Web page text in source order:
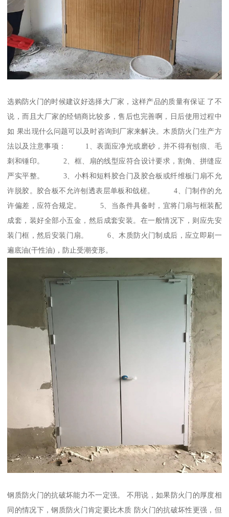
选购防火门的时候建议好选择大厂家，这样产品的质量有保证 了不
说，而且大厂家的经销商比较多，售后也完善啊，日后使用过程中
如 果出现什么问题可以及时咨询到厂家来解决。木质防火门生产方
法以及注意事项： 1、表面应净光或磨砂，并不得有刨痕、毛
刺和锤印。 2、框、扇的线型应符合设计要求，割角、拼缝应
严实平整。 3、小料和短料胶合门及胶合板或纤维板门扇不允
许脱胶。胶合板不允许刨透表层单板和戗槎。 4、门制作的允
许偏差，应符合规定。 5、当条件具备时，宜将门扇与框装配
成套，装好全部小五金，然后成套安装。在一般情况下，则应先安
装门框，然后安装门扇。 6、木质防火门制成后，应立即刷一
遍底油(干性油)，防止受潮变形。
钢质防火门的抗破坏能力不一定强。 不用说，如果防火门的厚度相
同的情况下，钢质防火门肯定要比木质 防火门的抗破坏性更强，但